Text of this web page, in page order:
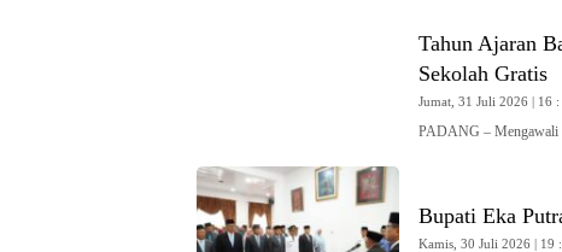
Tahun Ajaran
Sekolah Gratis
Jumat, 31 Juli 2026 | 16
PADANG – Mengawali
Bupati Eka
Kamis, 30 Juli 2026 | 19